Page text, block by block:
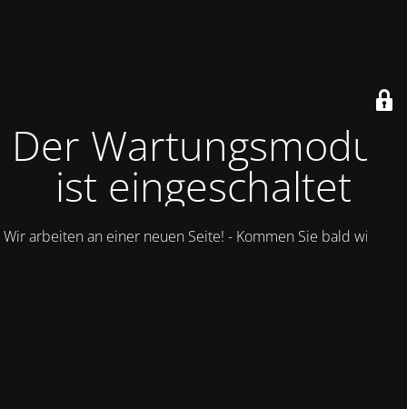
Der Wartungsmodus
ist eingeschaltet
Wir arbeiten an einer neuen Seite! - Kommen Sie bald wieder.